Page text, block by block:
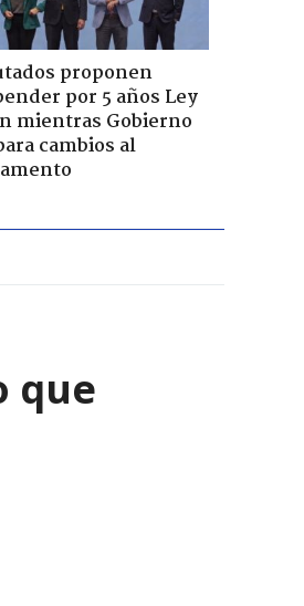
proponen
por 5 años Ley
mientras Gobierno
cambios al
que